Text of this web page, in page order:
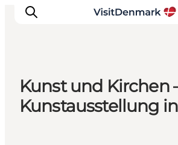
Inspiration
Kunst und Kirchen
Kunstausstellung